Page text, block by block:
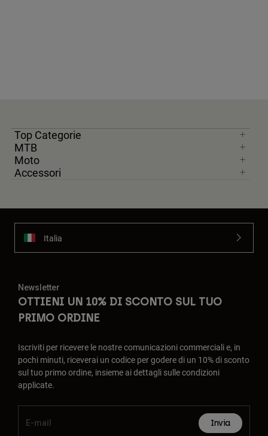
Top Categorie
MTB
Moto
Accessori
Italia
Newsletter
OTTIENI UN 10% DI SCONTO SUL TUO
PRIMO ORDINE
Iscriviti per ricevere le nostre comunicazioni commerciali e, in
pochi minuti, riceverai un codice per godere di un 10% di sconto
sul tuo primo ordine, insieme ai dettagli sulle condizioni
applicate.
Invia